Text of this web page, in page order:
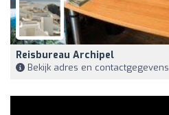
Reisbureau Archipel
Bekijk adres en contactgegevens